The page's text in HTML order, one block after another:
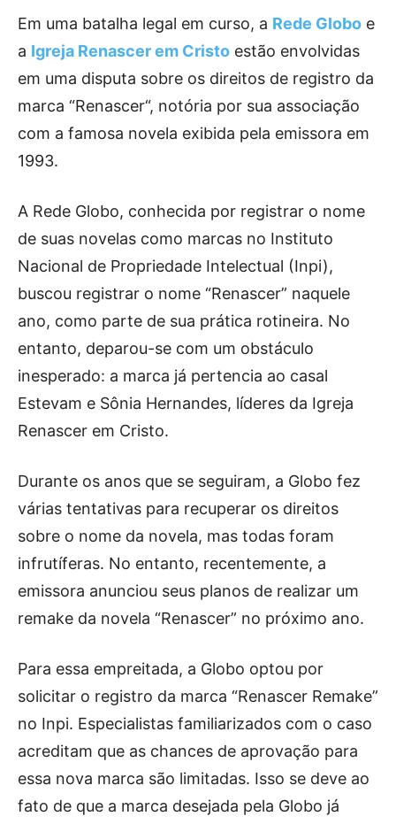
Em uma batalha legal em curso, a Rede Globo e
a Igreja Renascer em Cristo estão envolvidas
em uma disputa sobre os direitos de registro da
marca “Renascer“, notória por sua associação
com a famosa novela exibida pela emissora em
1993.
A Rede Globo, conhecida por registrar o nome
de suas novelas como marcas no Instituto
Nacional de Propriedade Intelectual (Inpi),
buscou registrar o nome “Renascer” naquele
ano, como parte de sua prática rotineira. No
entanto, deparou-se com um obstáculo
inesperado: a marca já pertencia ao casal
Estevam e Sônia Hernandes, líderes da Igreja
Renascer em Cristo.
Durante os anos que se seguiram, a Globo fez
várias tentativas para recuperar os direitos
sobre o nome da novela, mas todas foram
infrutíferas. No entanto, recentemente, a
emissora anunciou seus planos de realizar um
remake da novela “Renascer” no próximo ano.
Para essa empreitada, a Globo optou por
solicitar o registro da marca “Renascer Remake”
no Inpi. Especialistas familiarizados com o caso
acreditam que as chances de aprovação para
essa nova marca são limitadas. Isso se deve ao
fato de que a marca desejada pela Globo já